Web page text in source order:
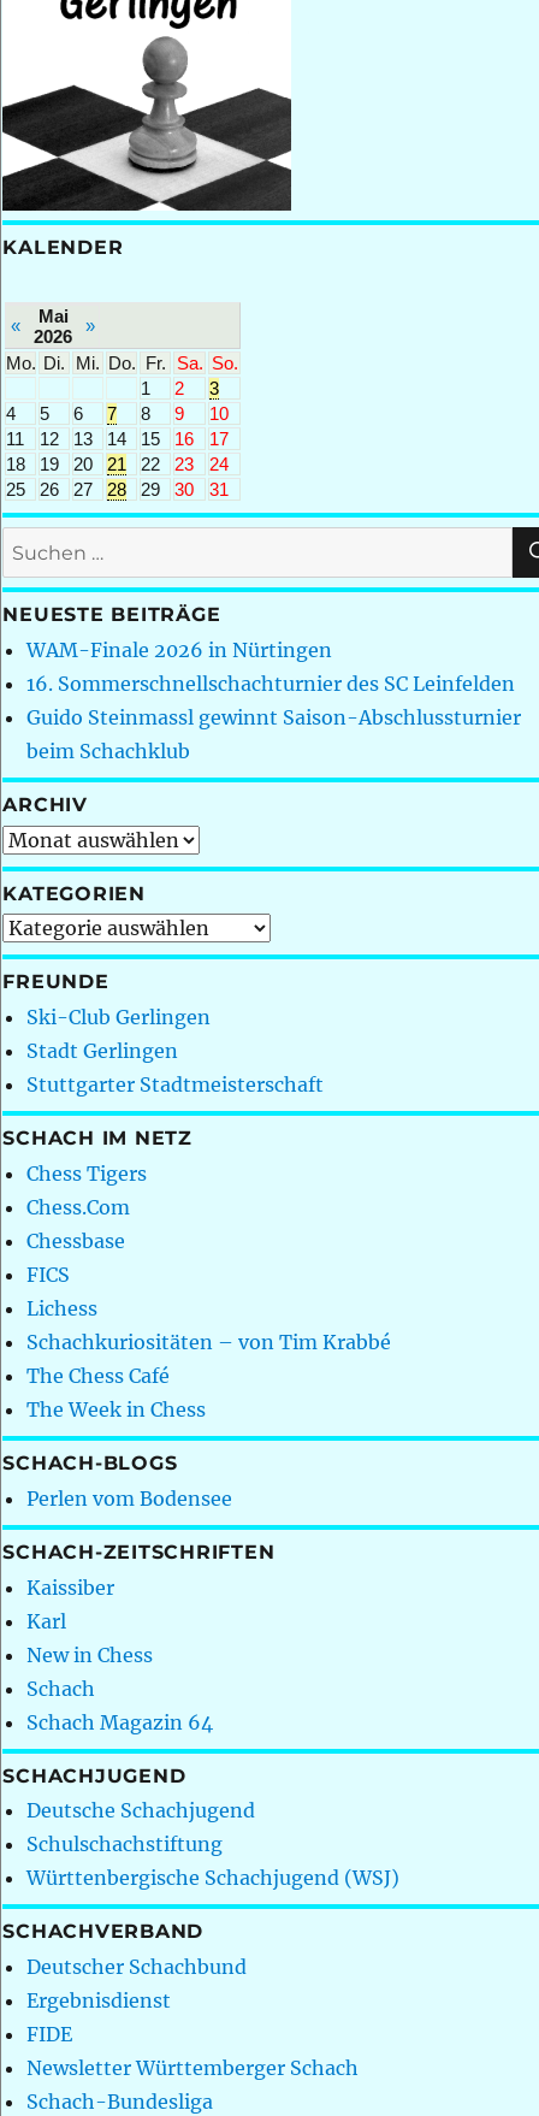
KALENDER
«
Mai
2026
»
Mo. Di. Mi. Do. Fr. Sa. So.
1
2
3
4
5 6 7 8 9
10
11
12 13 14 15 16
17
18
19 20 21 22 23
24
25
26 27 28 29 30 31
Suchen
nach:
NEUESTE BEITRÄGE
WAM-Finale 2026 in Nürtingen
16. Sommerschnellschachturnier des SC Leinfelden
Guido Steinmassl gewinnt Saison-Abschlussturnier
beim Schachklub
ARCHIV
Archiv
KATEGORIEN
Kategorien
FREUNDE
Ski-Club Gerlingen
Stadt Gerlingen
Stuttgarter Stadtmeisterschaft
SCHACH IM NETZ
Chess Tigers
Chess.Com
Chessbase
FICS
Lichess
Schachkuriositäten – von Tim Krabbé
The Chess Café
The Week in Chess
SCHACH-BLOGS
Perlen vom Bodensee
SCHACH-ZEITSCHRIFTEN
Kaissiber
Karl
New in Chess
Schach
Schach Magazin 64
SCHACHJUGEND
Deutsche Schachjugend
Schulschachstiftung
Württenbergische Schachjugend (WSJ)
SCHACHVERBAND
Deutscher Schachbund
Ergebnisdienst
FIDE
Newsletter Württemberger Schach
Schach-Bundesliga